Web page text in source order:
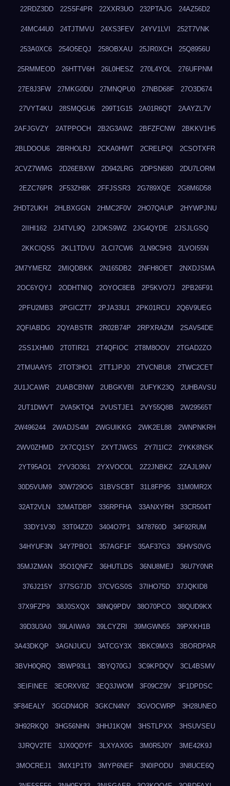
22RDZ3DD 22S5F4PR 22XXR3UO 232PTAJG 24AZ56D2
24MC44U0 24TJTMVU 24XS3FEV 24YV1LVI 252T7VNK
253A0XC6 254O5EQJ 258OBXAU 25JR0XCH 25Q8956U
25RMMEOD 26HTTV6H 26L0HESZ 270L4YOL 276UFPNM
27E8J3FW 27MKG0DU 27MNQPU0 27NBD68F 27O3D674
27VYT4KU 28SMQGU6 299T1G15 2A01R6QT 2AAYZL7V
2AFJGVZY 2ATPPOCH 2B2G3AW2 2BFZFCNW 2BKKV1H5
2BLDOOU6 2BRHOLRJ 2CKA0HWT 2CRELPQI 2CSOTXFR
2CVZ7WMG 2D26EBXW 2D942LRG 2DPSN680 2DU7LORM
2EZC76PR 2F53ZH8K 2FFJSSR3 2G789XQE 2G8M6D58
2HDT2UKH 2HLBXGGN 2HMC2F0V 2HO7QAUP 2HYWPJNU
2IIHI162 2J4TVL9Q 2JDKS9WZ 2JG4QYDE 2JSJLGSQ
2KKCIQS5 2KL1TDVU 2LCI7CW6 2LN9C5H3 2LVOI55N
2M7YMERZ 2MIQDBKK 2N165DB2 2NFH8OET 2NXDJSMA
2OC6YQYJ 2ODHTNIQ 2OYOC8EB 2P5KVO7J 2PB26F91
2PFU2MB3 2PGICZT7 2PJA33U1 2PK01RCU 2Q6V9UEG
2QFIABDG 2QYABSTR 2R02B74P 2RPXRAZM 2SAV54DE
2SS1XHM0 2T0TIR21 2T4QFIOC 2T8M8OOV 2TGAD2ZO
2TMUAAY5 2TOT3HO1 2TT1JPJ0 2TVCNBU8 2TWC2CET
2U1JCAWR 2UABCBNW 2UBGKVBI 2UFYK23Q 2UHBAVSU
2UT1DWVT 2VA5KTQ4 2VUSTJE1 2VY55Q8B 2W29565T
2W496244 2WADJS4M 2WGUIKKG 2WK2EL88 2WNPNKRH
2WV0ZHMD 2X7CQ1SY 2XYTJWGS 2Y7I1IC2 2YKK8NSK
2YT95AO1 2YV3O361 2YXVOCOL 2Z2JNBKZ 2ZAJL9NV
30D5VUM9 30W729OG 31BVSCBT 31L8FP95 31M0MR2X
32AT2VLN 32MATDBP 336RPFHA 33ANXYRH 33CR504T
33DY1V30 33T04ZZ0 3404O7P1 3478760D 34F92RUM
34HYUF3N 34Y7PBO1 357AGF1F 35AF37G3 35HVS0VG
35MJZMAN 35O1QNFZ 36HUTLDS 36NU8MEJ 36U7Y0NR
376J215Y 377SG7JD 37CVGS0S 37IHO75D 37JQKID8
37X9FZP9 38J0SXQX 38NQ9PDV 38O70PCO 38QUD9KX
39D3U3A0 39LAIWA9 39LCYZRI 39MGWN55 39PXKH1B
3A43DKQP 3AGNJUCU 3ATCGY3X 3BKC9MX3 3BORDPAR
3BVH0QRQ 3BWP93L1 3BYQ70GJ 3C9KPDQV 3CL4BSMV
3EIFINEE 3EORXV8Z 3EQ3JWOM 3F09CZ9V 3F1DPDSC
3F84EALY 3GGDN4OR 3GKCN4NY 3GVOCWRP 3H28UNEO
3H92RKQ0 3HG56NHN 3HHJ1KQM 3HSTLPXX 3HSUVSEU
3JRQV2TE 3JX0QDYF 3LXYAX0G 3M0R5J0Y 3ME42K9J
3MOCREJ1 3MX1P1T9 3MYP6NEF 3N0IPODU 3N8UCE6Q